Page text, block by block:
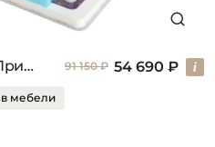
Матрасы Привиледж 91 150 ₽ 54 690 ₽
мебели